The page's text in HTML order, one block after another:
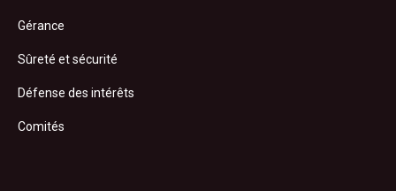
Gérance
Sûreté et sécurité
Défense des intérêts
Comités